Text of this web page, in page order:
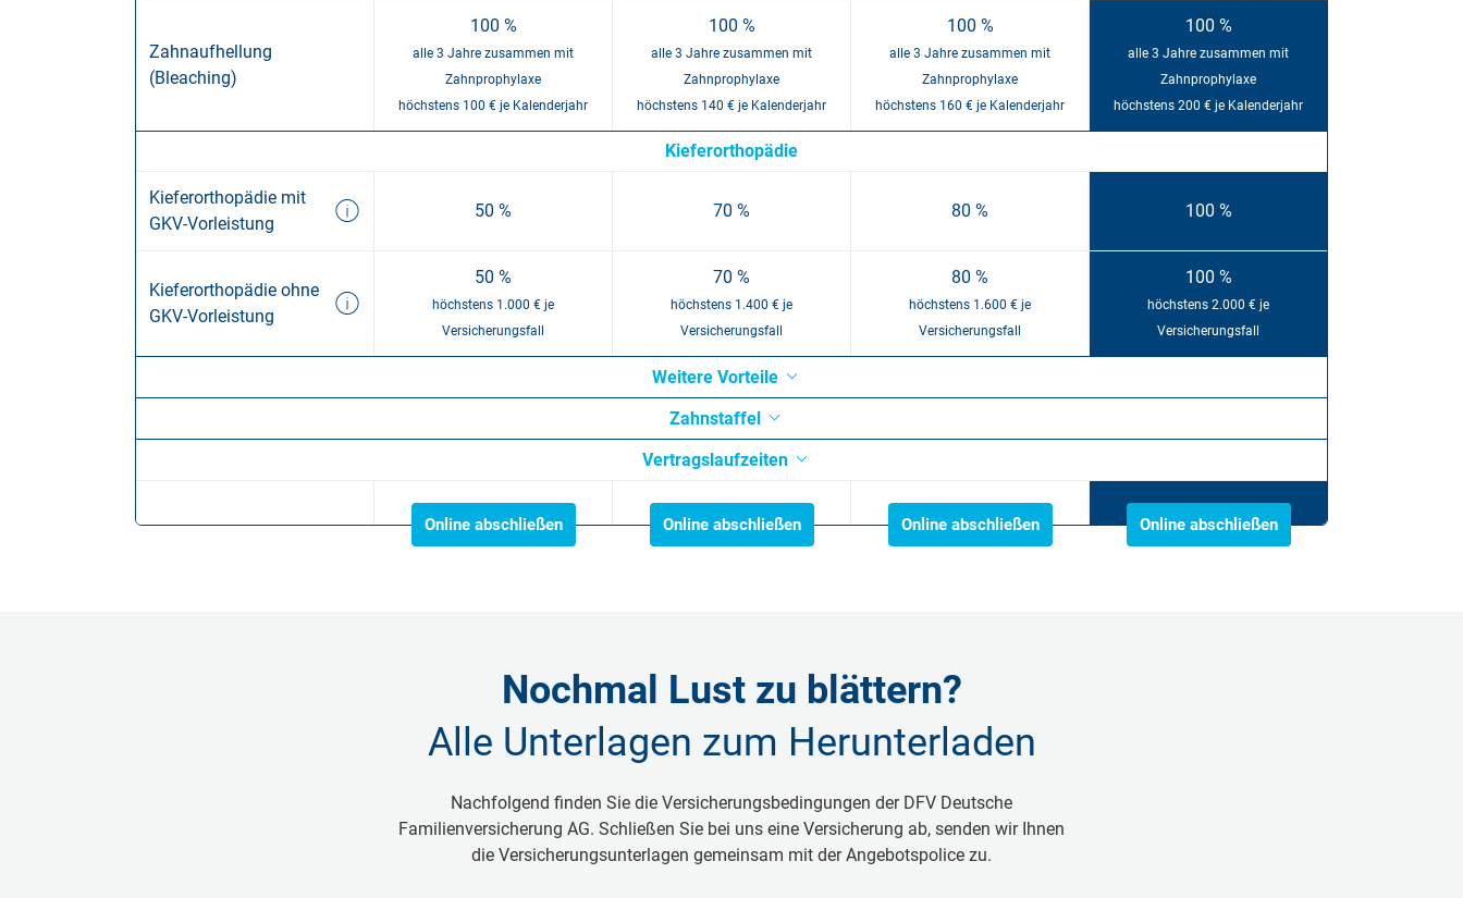
Zahn­auf­hell­ung
(Bleaching)
100 %
alle 3 Jahre zusammen mit
Zahnprophylaxe
höchstens 100 € je Kalenderjahr
100 %
alle 3 Jahre zusammen mit
Zahnprophylaxe
höchstens 140 € je Kalenderjahr
100 %
alle 3 Jahre zusammen mit
Zahnprophylaxe
höchstens 160 € je Kalenderjahr
100 %
alle 3 Jahre zusammen mit
Zahnprophylaxe
höchstens 200 € je Kalenderjahr
Kieferorthopädie
Kiefer­ortho­pädie mit
GKV-Vor­leist­ung
50 % 70 % 80 % 100 %
Kiefer­ortho­pädie ohne
GKV-Vor­leist­ung
50 %
höchstens 1.000 € je
Versicherungsfall
70 %
höchstens 1.400 € je
Versicherungsfall
80 %
höchstens 1.600 € je
Versicherungsfall
100 %
höchstens 2.000 € je
Versicherungsfall
Weitere Vorteile
Zahnstaffel
Vertragslaufzeiten
Online abschließen Online abschließen Online abschließen Online abschließen
Nochmal Lust zu blättern?
Alle Unterlagen zum Herunterladen
Nachfolgend finden Sie die Versicherungsbedingungen der DFV Deutsche
Familienversicherung AG. Schließen Sie bei uns eine Versicherung ab, senden wir Ihnen
die Versicherungsunterlagen gemeinsam mit der Angebotspolice zu.